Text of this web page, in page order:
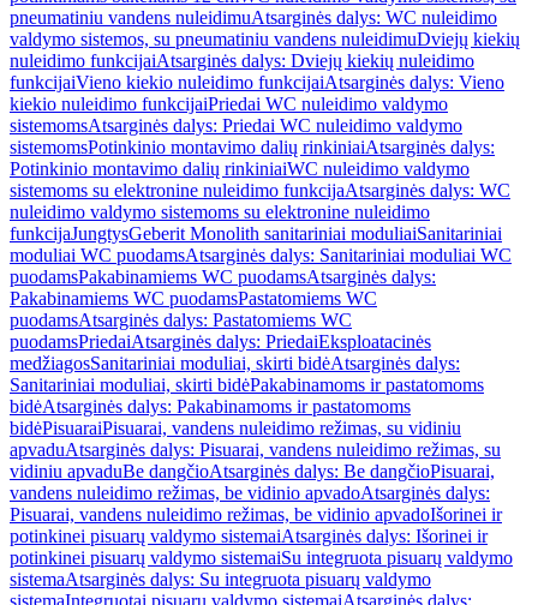
pneumatiniu vandens nuleidimuAtsarginės dalys: WC nuleidimo
valdymo sistemos, su pneumatiniu vandens nuleidimuDviejų kiekių
nuleidimo funkcijaiAtsarginės dalys: Dviejų kiekių nuleidimo
funkcijaiVieno kiekio nuleidimo funkcijaiAtsarginės dalys: Vieno
kiekio nuleidimo funkcijaiPriedai WC nuleidimo valdymo
sistemomsAtsarginės dalys: Priedai WC nuleidimo valdymo
sistemomsPotinkinio montavimo dalių rinkiniaiAtsarginės dalys:
Potinkinio montavimo dalių rinkiniaiWC nuleidimo valdymo
sistemoms su elektronine nuleidimo funkcijaAtsarginės dalys: WC
nuleidimo valdymo sistemoms su elektronine nuleidimo
funkcijaJungtysGeberit Monolith sanitariniai moduliaiSanitariniai
moduliai WC puodamsAtsarginės dalys: Sanitariniai moduliai WC
puodamsPakabinamiems WC puodamsAtsarginės dalys:
Pakabinamiems WC puodamsPastatomiems WC
puodamsAtsarginės dalys: Pastatomiems WC
puodamsPriedaiAtsarginės dalys: PriedaiEksploatacinės
medžiagosSanitariniai moduliai, skirti bidėAtsarginės dalys:
Sanitariniai moduliai, skirti bidėPakabinamoms ir pastatomoms
bidėAtsarginės dalys: Pakabinamoms ir pastatomoms
bidėPisuaraiPisuarai, vandens nuleidimo režimas, su vidiniu
apvaduAtsarginės dalys: Pisuarai, vandens nuleidimo režimas, su
vidiniu apvaduBe dangčioAtsarginės dalys: Be dangčioPisuarai,
vandens nuleidimo režimas, be vidinio apvadoAtsarginės dalys:
Pisuarai, vandens nuleidimo režimas, be vidinio apvadoIšorinei ir
potinkinei pisuarų valdymo sistemaiAtsarginės dalys: Išorinei ir
potinkinei pisuarų valdymo sistemaiSu integruota pisuarų valdymo
sistemaAtsarginės dalys: Su integruota pisuarų valdymo
sistemaIntegruotai pisuarų valdymo sistemaiAtsarginės dalys: